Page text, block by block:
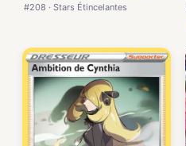
#208 · Stars Étincelantes